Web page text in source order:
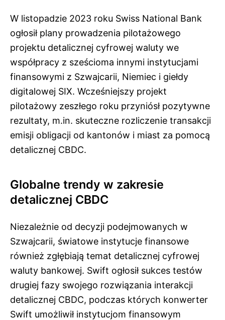
W listopadzie 2023 roku Swiss National Bank
ogłosił plany prowadzenia pilotażowego
projektu detalicznej cyfrowej waluty we
współpracy z sześcioma innymi instytucjami
finansowymi z Szwajcarii, Niemiec i giełdy
digitalowej SIX. Wcześniejszy projekt
pilotażowy zeszłego roku przyniósł pozytywne
rezultaty, m.in. skuteczne rozliczenie transakcji
emisji obligacji od kantonów i miast za pomocą
detalicznej CBDC.
Globalne trendy w zakresie
detalicznej CBDC
Niezależnie od decyzji podejmowanych w
Szwajcarii, światowe instytucje finansowe
również zgłębiają temat detalicznej cyfrowej
waluty bankowej. Swift ogłosił sukces testów
drugiej fazy swojego rozwiązania interakcji
detalicznej CBDC, podczas których konwerter
Swift umożliwił instytucjom finansowym